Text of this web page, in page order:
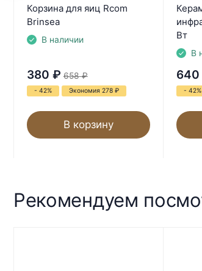
Корзина для яиц Rcom
Brinsea
В наличии
380 ₽ 658 ₽
- 42% Экономия 278 ₽
В корзину
Вт
В
640
- 42%
Рекомендуем